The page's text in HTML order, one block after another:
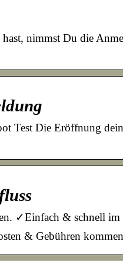
nimmst Du die
Test Die Eröffnung
✓Einfach & schnell im
& Gebühren